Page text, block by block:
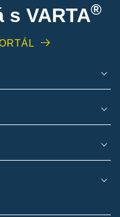
s VARTA®